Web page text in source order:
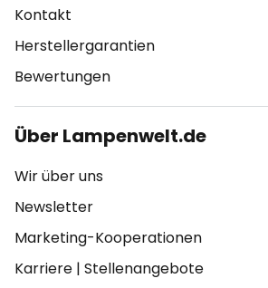
Kontakt
Herstellergarantien
Bewertungen
Über Lampenwelt.de
Wir über uns
Newsletter
Marketing-Kooperationen
Karriere | Stellenangebote